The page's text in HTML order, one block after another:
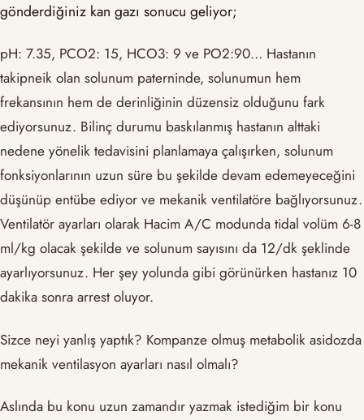
gönderdiğiniz kan gazı sonucu geliyor;
pH: 7.35, PCO2: 15, HCO3: 9 ve PO2:90… Hastanın
takipneik olan solunum paterninde, solunumun hem
frekansının hem de derinliğinin düzensiz olduğunu fark
ediyorsunuz. Bilinç durumu baskılanmış hastanın alttaki
nedene yönelik tedavisini planlamaya çalışırken, solunum
fonksiyonlarının uzun süre bu şekilde devam edemeyeceğini
düşünüp entübe ediyor ve mekanik ventilatöre bağlıyorsunuz.
Ventilatör ayarları olarak Hacim A/C modunda tidal volüm 6-8
ml/kg olacak şekilde ve solunum sayısını da 12/dk şeklinde
ayarlıyorsunuz. Her şey yolunda gibi görünürken hastanız 10
dakika sonra arrest oluyor.
Sizce neyi yanlış yaptık? Kompanze olmuş metabolik asidozda
mekanik ventilasyon ayarları nasıl olmalı?
Aslında bu konu uzun zamandır yazmak istediğim bir konu